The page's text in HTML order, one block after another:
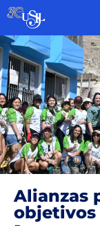
Alianzas
objetivos